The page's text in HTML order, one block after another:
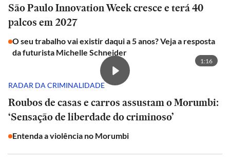
São Paulo Innovation Week cresce e terá 40
palcos em 2027
O seu trabalho vai existir daqui a 5 anos? Veja a resposta
da futurista Michelle Schneider
1:16
RADAR DA CRIMINALIDADE
Roubos de casas e carros assustam o Morumbi:
‘Sensação de liberdade do criminoso’
Entenda a violência no Morumbi